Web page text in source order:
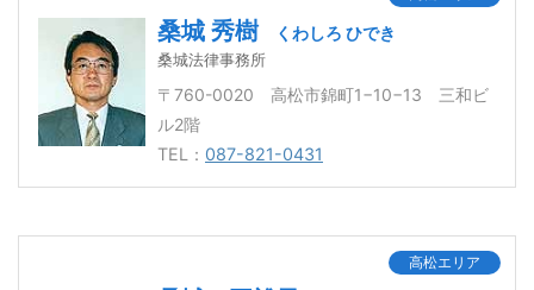
桑城 秀樹 くわしろ ひでき
桑城法律事務所
〒760-0020 高松市錦町1−10−13 三和ビ
ル2階
TEL： 087-821-0431
高松エリア